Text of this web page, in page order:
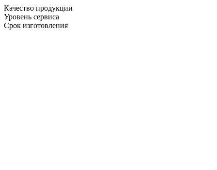
Качество продукции
Уровень сервиса
Срок изготовления